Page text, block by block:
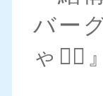
バー
ゃ🧝‍♂️』